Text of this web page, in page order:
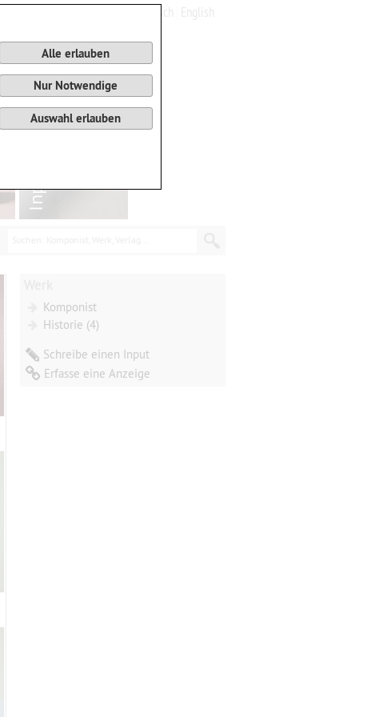
Komponist
Historie (4)
Schreibe einen Input
Erfasse eine Anzeige
Alle erlauben
Nur Notwendige
Auswahl erlauben